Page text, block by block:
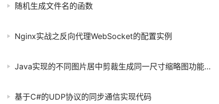
随机生成文件名的函数
Nginx实战之反向代理WebSocket的配置实例
Java实现的不同图片居中剪裁生成同一尺寸缩略图功能示例
基于C#的UDP协议的同步通信实现代码